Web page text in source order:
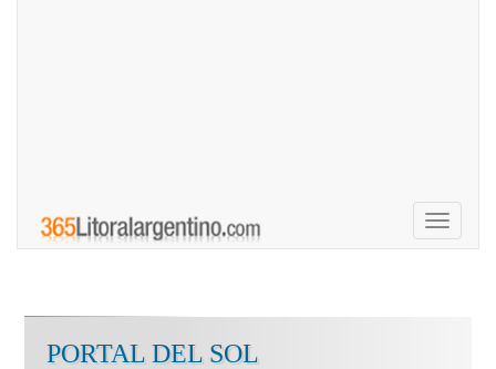
Toggle
PORTAL DEL SOL